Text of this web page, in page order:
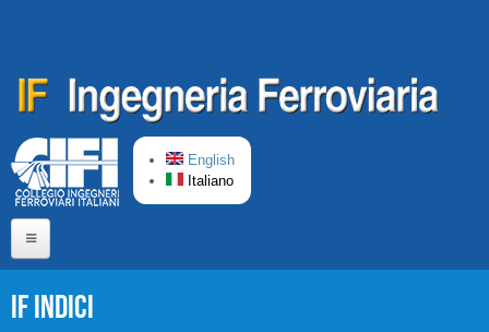
English
Italiano
IF Indici